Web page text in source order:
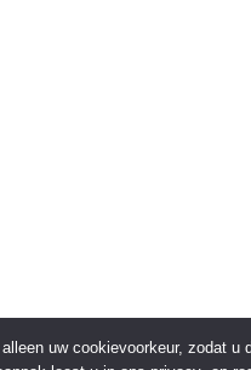
uw cookievoorkeur, zodat